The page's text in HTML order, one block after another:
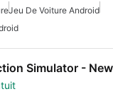
Jeu De Voiture Android
Simulator -